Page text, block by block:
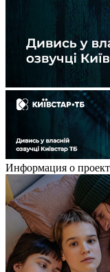
Информация о